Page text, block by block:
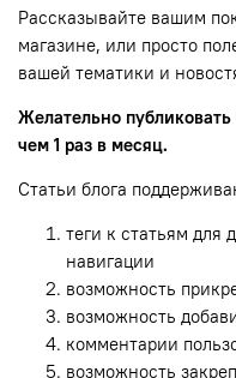
Рассказывайте вашим
магазине, или просто
вашей тематики и
Желательно
чем 1 раз в месяц.
Статьи блога
теги к статьям для
навигации
возможность
возможность
комментарии
возможность